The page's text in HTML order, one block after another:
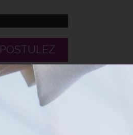
POSTULEZ